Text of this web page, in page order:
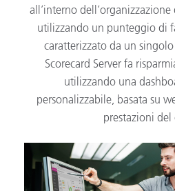
all’interno
utilizzando un punteggio di
caratterizzato da un
Scorecard Server fa
utilizzando una
personalizzabile, basata su
prestazioni del